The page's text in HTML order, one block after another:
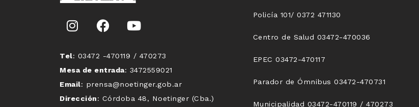
Tel: 03472 -470119 / 470273
Mesa de entrada: 3472559021
Email: prensa@noetinger.gob.ar
Dirección: Córdoba 48, Noetinger (Cba.)
Policía 101/ 0372 471130
Centro de Salud 03472-470036
EPEC 03472-470117
Parador de Ómnibus 03472-470731
Municipalidad 03472-470119 / 470273